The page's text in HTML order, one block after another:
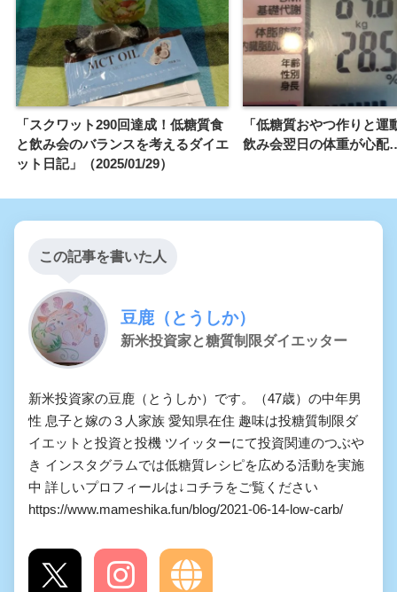
「スクワット290回達成！低糖質食
と飲み会のバランスを考えるダイエ
ット日記」（2025/01/29）
「低糖質おやつ作りと運
飲み会翌日の体重が心配
この記事を書いた人
豆鹿（とうしか）
新米投資家と糖質制限ダイエッター
新米投資家の豆鹿（とうしか）です。（47歳）の中年男
性 息子と嫁の３人家族 愛知県在住 趣味は投糖質制限ダ
イエットと投資と投機 ツイッターにて投資関連のつぶや
き インスタグラムでは低糖質レシピを広める活動を実施
中 詳しいプロフィールは↓コチラをご覧ください
https://www.mameshika.fun/blog/2021-06-14-low-carb/